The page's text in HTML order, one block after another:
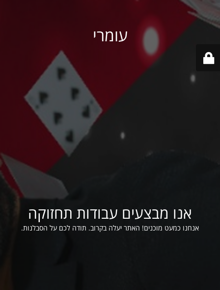
עומרי
אנו מבצעים עבודות תחזוקה
אנחנו כמעט מוכנים! האתר יעלה בקרוב. תודה לכם על הסבלנות.